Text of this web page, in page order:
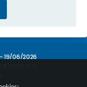
19/06/2026